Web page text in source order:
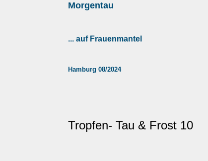
Morgentau
... auf Frauenmantel
Hamburg 08/2024
Tropfen- Tau & Frost 10